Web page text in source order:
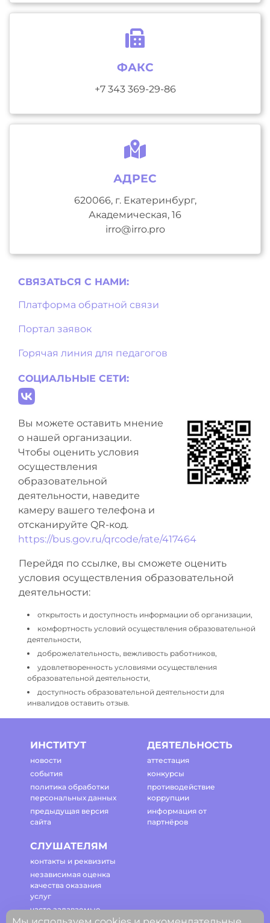
ФАКС
+7 343 369-29-86
АДРЕС
620066, г. Екатеринбург,
Академическая, 16
irro@irro.pro
СВЯЗАТЬСЯ С НAМИ:
Платформа обратной связи
Портал заявок
Горячая линия для педагогов
СОЦИАЛЬНЫЕ СЕТИ:
Вы можете оставить мнение
о нашей организации.
Чтобы оценить условия
осуществления
образовательной
деятельности, наведите
камеру вашего телефона и
отсканируйте QR-код.
https://bus.gov.ru/qrcode/rate/417464
Перейдя по ссылке, вы сможете оценить
условия осуществления образовательной
деятельности:
открытость и доступность информации об организации,
комфортность условий осуществления образовательной
деятельности,
доброжелательность, вежливость работников,
удовлетворенность условиями осуществления
образовательной деятельности,
доступность образовательной деятельности для
инвалидов оставить отзыв.
ИНСТИТУТ
новости
события
политика обработки
персональных данных
предыдущая версия
сайта
ДЕЯТЕЛЬНОСТЬ
аттестация
конкурсы
противодействие
коррупции
информация от
партнёров
СЛУШАТЕЛЯМ
контакты и реквизиты
независимая оценка
качества оказания
услуг
часто задаваемые
вопросы